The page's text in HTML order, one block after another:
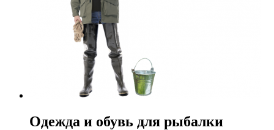
Одежда и обувь для рыбалки